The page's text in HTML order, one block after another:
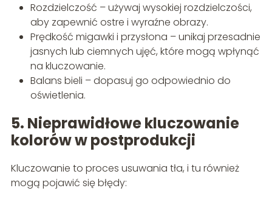
Rozdzielczość – używaj wysokiej rozdzielczości,
aby zapewnić ostre i wyraźne obrazy.
Prędkość migawki i przysłona – unikaj przesadnie
jasnych lub ciemnych ujęć, które mogą wpłynąć
na kluczowanie.
Balans bieli – dopasuj go odpowiednio do
oświetlenia.
5. Nieprawidłowe kluczowanie
kolorów w postprodukcji
Kluczowanie to proces usuwania tła, i tu również
mogą pojawić się błędy: